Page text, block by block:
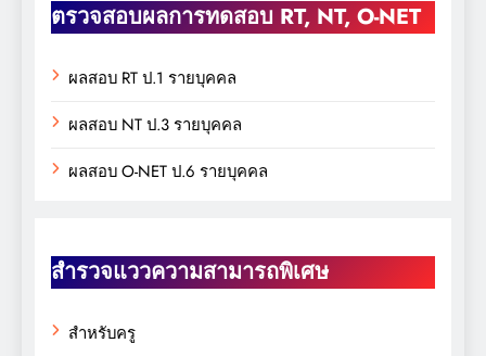
ตรวจสอบผลการทดสอบ RT, NT, O-NET
ผลสอบ RT ป.1 รายบุคคล
ผลสอบ NT ป.3 รายบุคคล
ผลสอบ O-NET ป.6 รายบุคคล
สำรวจแววความสามารถพิเศษ
สำหรับครู